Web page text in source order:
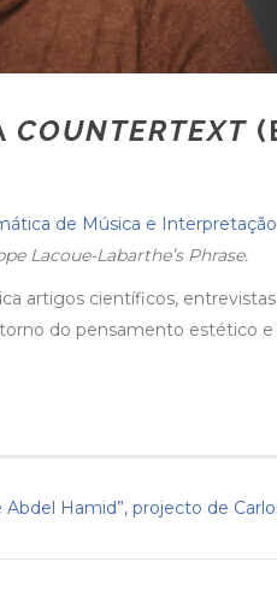
COUNTERTEXT
de Música e Interpretação
Lacoue-Labarthe’s Phrase.
artigos científicos,
do pensamento estético
Abdel Hamid”, projecto de